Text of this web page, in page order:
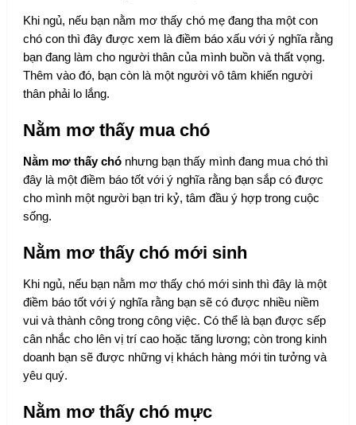
Khi ngủ, nếu bạn nằm mơ thấy chó mẹ đang tha một con
chó con thì đây được xem là điềm báo xấu với ý nghĩa rằng
bạn đang làm cho người thân của mình buồn và thất vọng.
Thêm vào đó, bạn còn là một người vô tâm khiến người
thân phải lo lắng.
Nằm mơ thấy mua chó
Nằm mơ thấy chónhưng bạn thấy mình đang mua chó thì
đây là một điềm báo tốt với ý nghĩa rằng bạn sắp có được
cho mình một người bạn tri kỷ, tâm đầu ý hợp trong cuộc
sống.
Nằm mơ thấy chó mới sinh
Khi ngủ, nếu bạn nằm mơ thấy chó mới sinh thì đây là một
điềm báo tốt với ý nghĩa rằng bạn sẽ có được nhiều niềm
vui và thành công trong công việc. Có thể là bạn được sếp
cân nhắc cho lên vị trí cao hoặc tăng lương; còn trong kinh
doanh bạn sẽ được những vị khách hàng mới tin tưởng và
yêu quý.
Nằm mơ thấy chó mực